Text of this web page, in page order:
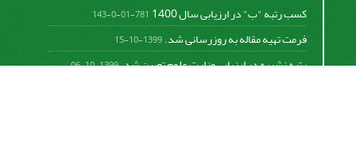
کسب رتبه "ب" در ارزیابی سال 1400 781-01-0-143
فرمت تهیه مقاله به روزرسانی شد.1399-10-15
رتبه نشریه در ارزیابی وزارت علوم تعیین شد.1399-10-06